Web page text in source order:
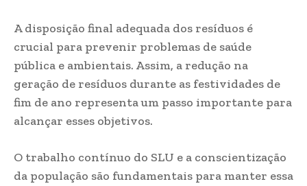
A disposição final adequada dos resíduos é
crucial para prevenir problemas de saúde
pública e ambientais. Assim, a redução na
geração de resíduos durante as festividades de
fim de ano representa um passo importante para
alcançar esses objetivos.
O trabalho contínuo do SLU e a conscientização
da população são fundamentais para manter essa